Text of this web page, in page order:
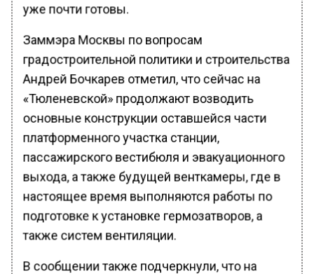
уже почти готовы.
Заммэра Москвы по вопросам
градостроительной политики и строительства
Андрей Бочкарев отметил, что сейчас на
«Тюленевской» продолжают возводить
основные конструкции оставшейся части
платформенного участка станции,
пассажирского вестибюля и эвакуационного
выхода, а также будущей венткамеры, где в
настоящее время выполняются работы по
подготовке к установке гермозатворов, а
также систем вентиляции.
В сообщении также подчеркнули, что на